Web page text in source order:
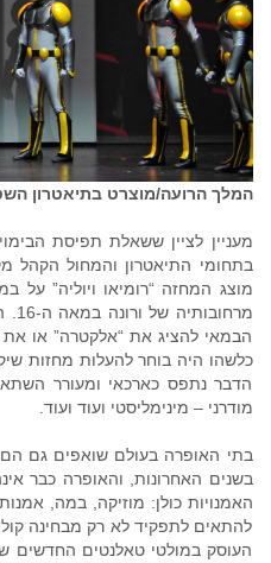
המלך הרועה/מוצרט בתיאטרון
מעניין לציין ששאלת תפיסת
בתחומי התיאטרון והמחול הקהל
מוצג המחזה “רומיאו ויוליה” על
הבמאי להציג את “אלקטרה” או את
כלשהו היה בוחר להעלות מחזות
הדבר נתפס כארכאי ומעורר
מודרני – מינימליסטי ועוד ועוד.
בתי האופרה בעולם שואפים גם
בשנים האחרונות, והאופרה כבר
האמנויות כולן: מוזיקה, במה,
להתאים לתפקיד לא רק מבחינה
העוסק במולטי טאלנטים החדשים